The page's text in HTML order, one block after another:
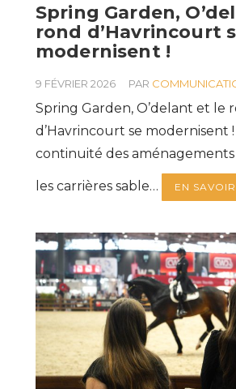
Spring Garden,
rond d’Havrincourt
modernisent !
9 FÉVRIER 2026 PAR
Spring Garden, O’delant et le
d’Havrincourt se modernisent !
continuité des aménagements
les carrières sable… EN